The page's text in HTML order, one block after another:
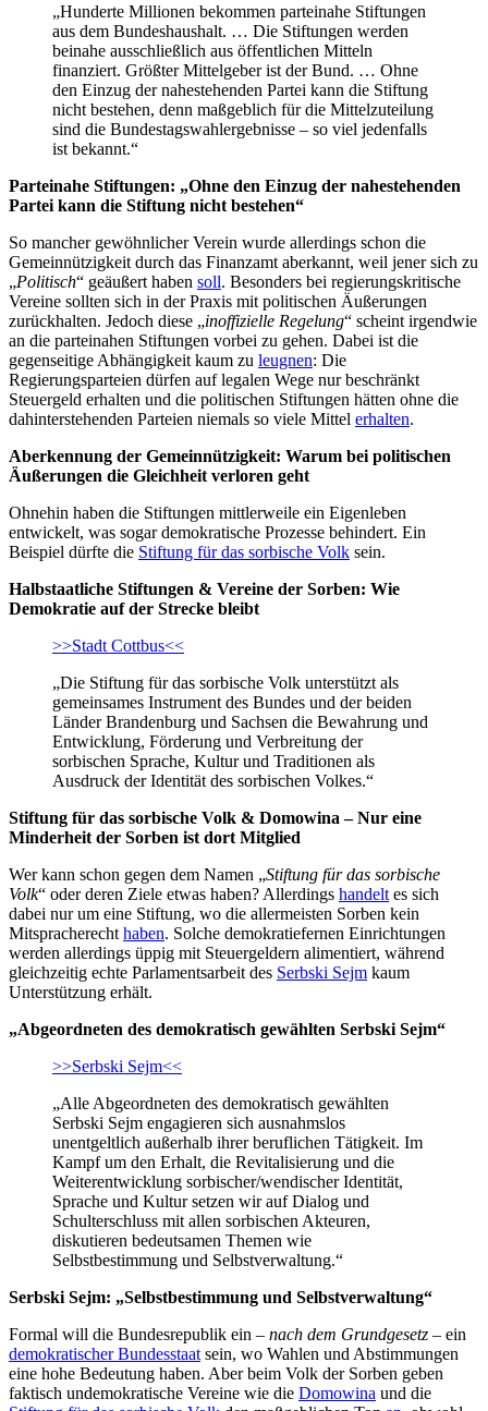
„Hunderte Millionen bekommen parteinahe Stiftungen
aus dem Bundeshaushalt. … Die Stiftungen werden
beinahe ausschließlich aus öffentlichen Mitteln
finanziert. Größter Mittelgeber ist der Bund. … Ohne
den Einzug der nahestehenden Partei kann die Stiftung
nicht bestehen, denn maßgeblich für die Mittelzuteilung
sind die Bundestagswahlergebnisse – so viel jedenfalls
ist bekannt.“
Parteinahe Stiftungen: „Ohne den Einzug der nahestehenden
Partei kann die Stiftung nicht bestehen“
So mancher gewöhnlicher Verein wurde allerdings schon die
Gemeinnützigkeit durch das Finanzamt aberkannt, weil jener sich zu
„Politisch“ geäußert haben soll. Besonders bei regierungskritische
Vereine sollten sich in der Praxis mit politischen Äußerungen
zurückhalten. Jedoch diese „inoffizielle Regelung“ scheint irgendwie
an die parteinahen Stiftungen vorbei zu gehen. Dabei ist die
gegenseitige Abhängigkeit kaum zu leugnen: Die
Regierungsparteien dürfen auf legalen Wege nur beschränkt
Steuergeld erhalten und die politischen Stiftungen hätten ohne die
dahinterstehenden Parteien niemals so viele Mittel erhalten.
Aberkennung der Gemeinnützigkeit: Warum bei politischen
Äußerungen die Gleichheit verloren geht
Ohnehin haben die Stiftungen mittlerweile ein Eigenleben
entwickelt, was sogar demokratische Prozesse behindert. Ein
Beispiel dürfte die Stiftung für das sorbische Volk sein.
Halbstaatliche Stiftungen & Vereine der Sorben: Wie
Demokratie auf der Strecke bleibt
>>Stadt Cottbus<<
„Die Stiftung für das sorbische Volk unterstützt als
gemeinsames Instrument des Bundes und der beiden
Länder Brandenburg und Sachsen die Bewahrung und
Entwicklung, Förderung und Verbreitung der
sorbischen Sprache, Kultur und Traditionen als
Ausdruck der Identität des sorbischen Volkes.“
Stiftung für das sorbische Volk & Domowina – Nur eine
Minderheit der Sorben ist dort Mitglied
Wer kann schon gegen dem Namen „Stiftung für das sorbische
Volk“ oder deren Ziele etwas haben? Allerdings handelt es sich
dabei nur um eine Stiftung, wo die allermeisten Sorben kein
Mitspracherecht haben. Solche demokratiefernen Einrichtungen
werden allerdings üppig mit Steuergeldern alimentiert, während
gleichzeitig echte Parlamentsarbeit des Serbski Sejm kaum
Unterstützung erhält.
„Abgeordneten des demokratisch gewählten Serbski Sejm“
>>Serbski Sejm<<
„Alle Abgeordneten des demokratisch gewählten
Serbski Sejm engagieren sich ausnahmslos
unentgeltlich außerhalb ihrer beruflichen Tätigkeit. Im
Kampf um den Erhalt, die Revitalisierung und die
Weiterentwicklung sorbischer/wendischer Identität,
Sprache und Kultur setzen wir auf Dialog und
Schulterschluss mit allen sorbischen Akteuren,
diskutieren bedeutsamen Themen wie
Selbstbestimmung und Selbstverwaltung.“
Serbski Sejm: „Selbstbestimmung und Selbstverwaltung“
Formal will die Bundesrepublik ein – nach dem Grundgesetz – ein
demokratischer Bundesstaat sein, wo Wahlen und Abstimmungen
eine hohe Bedeutung haben. Aber beim Volk der Sorben geben
faktisch undemokratische Vereine wie die Domowina und die